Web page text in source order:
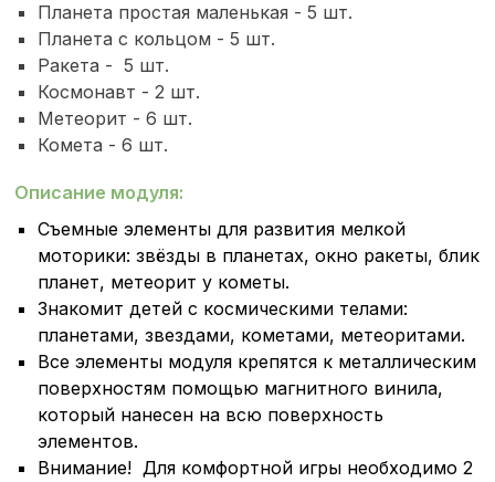
Планета простая маленькая - 5 шт.
Планета с кольцом - 5 шт.
Ракета - 5 шт.
Космонавт - 2 шт.
Метеорит - 6 шт.
Комета - 6 шт.
Описание модуля:
Съемные элементы для развития мелкой
моторики: звёзды в планетах, окно ракеты, блик
планет, метеорит у кометы.
Знакомит детей с космическими телами:
планетами, звездами, кометами, метеоритами.
Все элементы модуля крепятся к металлическим
поверхностям помощью магнитного винила,
который нанесен на всю поверхность
элементов.
Внимание! Для комфортной игры необходимо 2